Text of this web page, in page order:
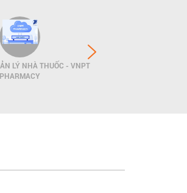
LÝ NHÀ THUỐC - VNPT
PHARMACY